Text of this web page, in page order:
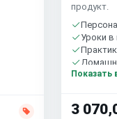
продукт.
Уроки
Показать
3